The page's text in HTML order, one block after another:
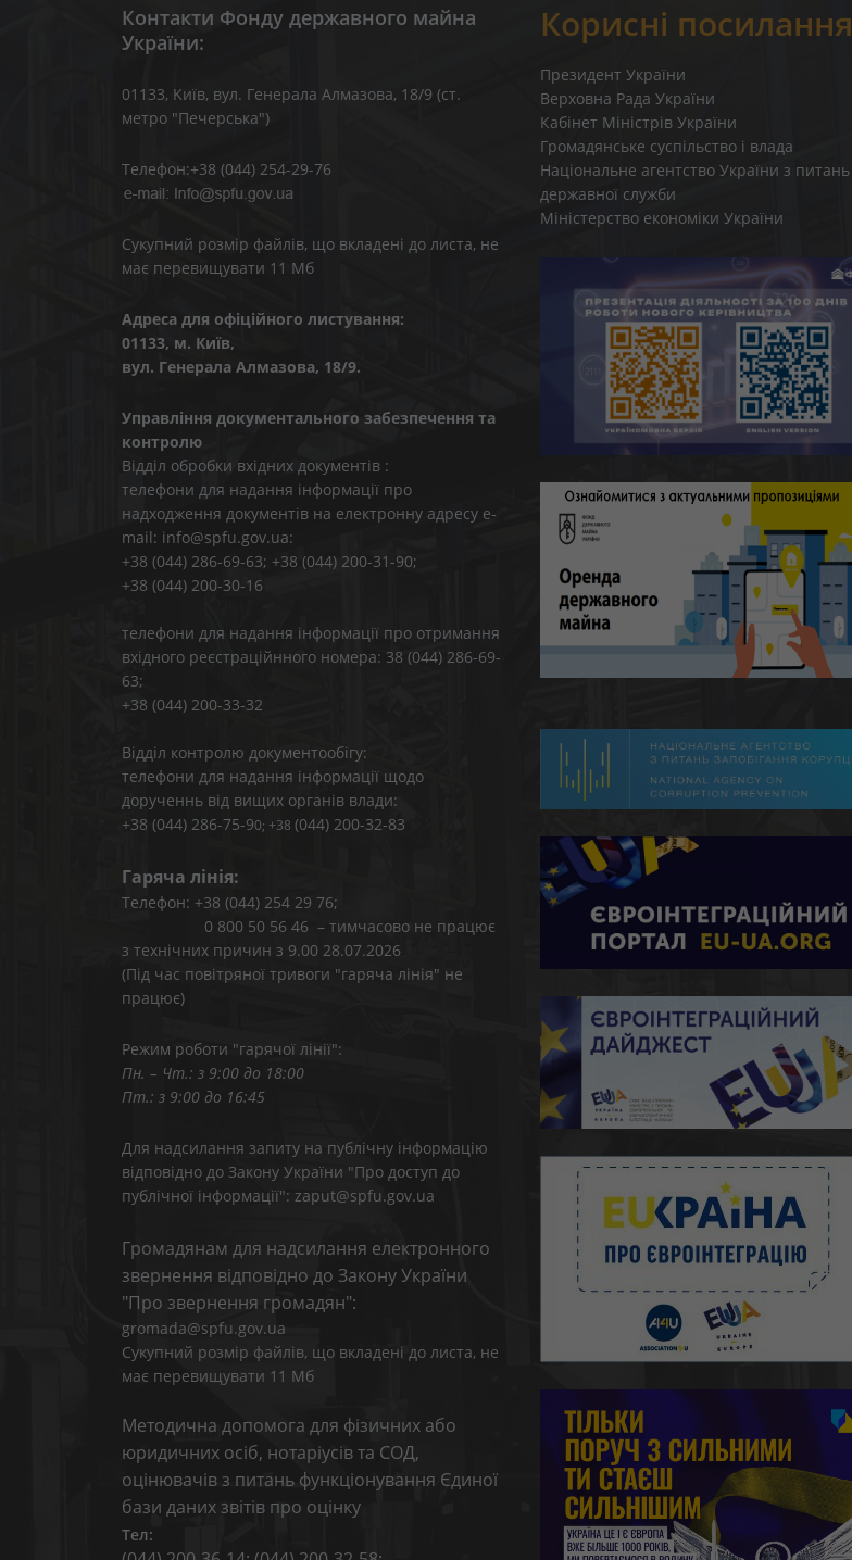
Контакти Фонду державного майна
України:
01133, Kиїв, вул. Генерала Алмазова, 18/9 (ст.
метро "Печерська")
Телефон:+38 (044) 254-29-76
Сукупний розмір файлів, що вкладені до листа, не
має перевищувати 11 Мб
Адреса для офіційного листування:
01133, м. Київ,
вул. Генерала Алмазова, 18/9.
Управління документального забезпечення та
контролю
Відділ обробки вхідних документів :
телефони для надання інформації про
надходження документів на електронну адресу e-
mail: info@spfu.gov.ua:
+38 (044) 286-69-63; +38 (044) 200-31-90;
+38 (044) 200-30-16
телефони для надання інформації про отримання
вхідного реєстраційнного номера: 38 (044) 286-69-
63;
+38 (044) 200-33-32
Відділ контролю документообігу:
телефони для надання інформації щодо
дорученнь від вищих органів влади:
+38 (044) 286-75-90; +38 (044) 200-32-83
Гаряча лінія:
Телефон: +38 (044) 254 29 76;
0 800 50 56 46 – тимчасово не працює
з технічних причин з 9.00 28.07.2026
(Під час повітряної тривоги "гаряча лінія" не
працює)
Режим роботи "гарячої лінії":
Пн. – Чт.: з 9:00 до 18:00
Пт.: з 9:00 до 16:45
Для надсилання запиту на публічну інформацію
відповідно до Закону України "Про доступ до
публічної інформації": zaput@spfu.gov.ua
Громадянам для надсилання електронного
звернення відповідно до Закону України
"Про звернення громадян":
gromada@spfu.gov.ua
Сукупний розмір файлів, що вкладені до листа, не
має перевищувати 11 Мб
Методична допомога для фізичних або
юридичних осіб, нотаріусів та СОД,
оцінювачів з питань функціонування Єдиної
бази даних звітів про оцінку
Тел:
Корисні посилання
Президент України
Верховна Рада України
Кабінет Міністрів України
Громадянське суспільство і влада
Національне агентство України з питань
державної служби
Міністерство економіки України